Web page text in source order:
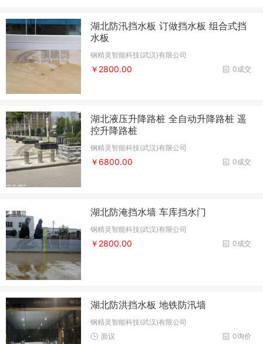
湖北防汛挡水板 订做挡水板 组合式挡
水板
钢精灵智能科技(武汉)有限公司
0成交
￥2800.00
湖北液压升降路桩 全自动升降路桩 遥
控升降路桩
钢精灵智能科技(武汉)有限公司
0成交
￥6800.00
湖北防淹挡水墙 车库挡水门
钢精灵智能科技(武汉)有限公司
0成交
￥2800.00
湖北防洪挡水板 地铁防汛墙
钢精灵智能科技(武汉)有限公司
0询价
面议